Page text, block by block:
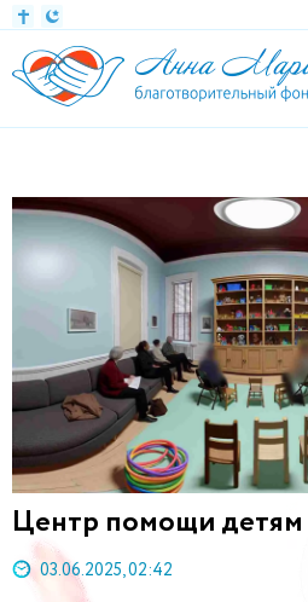
Центр помощи детям
03.06.2025, 02:42